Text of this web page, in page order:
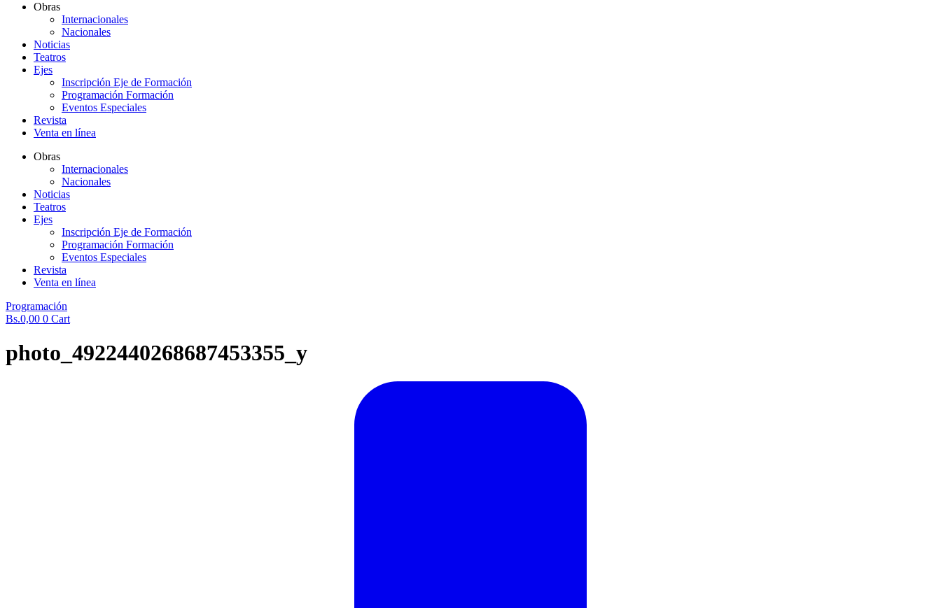
Obras
Internacionales
Nacionales
Noticias
Teatros
Ejes
Inscripción Eje de Formación
Programación Formación
Eventos Especiales
Revista
Venta en línea
Obras
Internacionales
Nacionales
Noticias
Teatros
Ejes
Inscripción Eje de Formación
Programación Formación
Eventos Especiales
Revista
Venta en línea
Programación
Bs.0,00 0 Cart
photo_4922440268687453355_y